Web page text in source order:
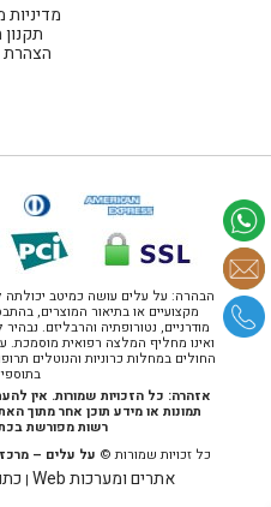
הצהרת
הבהרה: על עלים עושה כמיטב
מקצועיים או בתיאור המוצרים,
מודרניים, נטורופתיה והרבליזם.
ואינו מחליף המלצה רפואית מוסמכת.
החולים במחלות כרוניות והנוטלים
אזהרה: כל הזכויות שמורות. אין
תמונות או מידע תוכן אחר מתוך
רשות מפורשת
כל זכויות שמורות © על עלים –
אתרים ומערכות Web
|